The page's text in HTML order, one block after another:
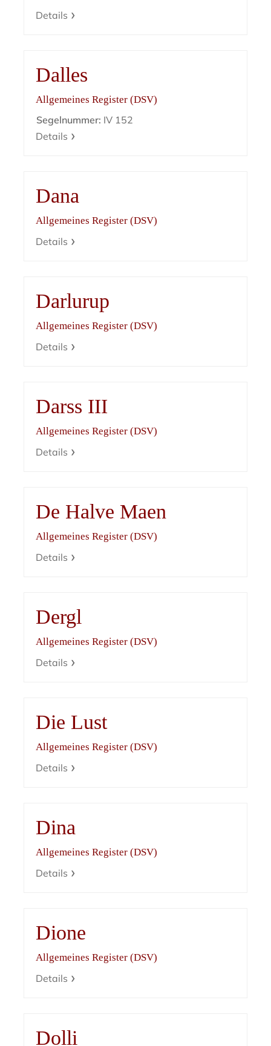
Details
Dalles
Allgemeines Register (DSV)
Segelnummer: IV 152
Details
Dana
Allgemeines Register (DSV)
Details
Darlurup
Allgemeines Register (DSV)
Details
Darss III
Allgemeines Register (DSV)
Details
De Halve Maen
Allgemeines Register (DSV)
Details
Dergl
Allgemeines Register (DSV)
Details
Die Lust
Allgemeines Register (DSV)
Details
Dina
Allgemeines Register (DSV)
Details
Dione
Allgemeines Register (DSV)
Details
Dolli